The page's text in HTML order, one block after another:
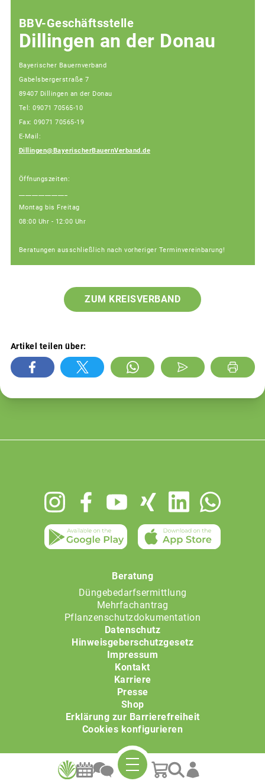
BBV-Geschäftsstelle
Dillingen an der Donau
Bayerischer Bauernverband
Gabelsbergerstraße 7
89407 Dillingen an der Donau
Tel: 09071 70565-10
Fax: 09071 70565-19
E-Mail:
Dillingen@BayerischerBauernVerband.de
Öffnungszeiten:
Montag bis Freitag
08:00 Uhr - 12:00 Uhr
Beratungen ausschließlich nach vorheriger Terminvereinbarung!
ZUM KREISVERBAND
Artikel teilen über:
Beratung
Düngebedarfsermittlung
Mehrfachantrag
Pflanzenschutzdokumentation
Datenschutz
Hinweisgeberschutzgesetz
Impressum
Kontakt
Karriere
Presse
Shop
Erklärung zur Barrierefreiheit
Cookies konfigurieren